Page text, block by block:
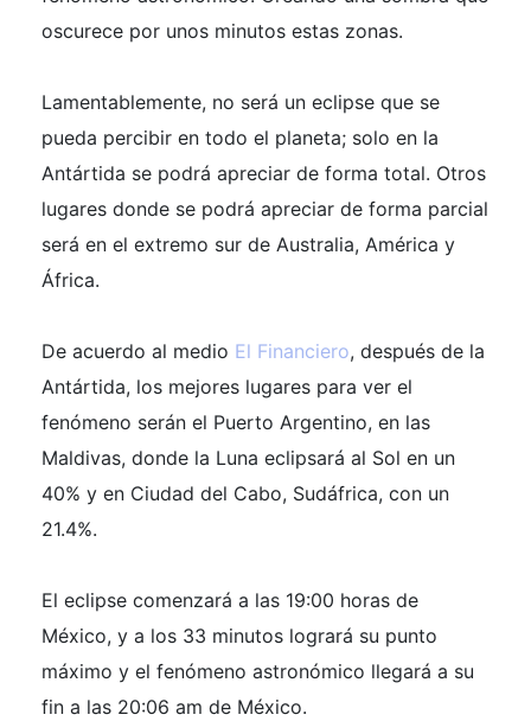
oscurece por unos minutos estas zonas.
Lamentablemente, no será un eclipse que se
pueda percibir en todo el planeta; solo en la
Antártida se podrá apreciar de forma total. Otros
lugares donde se podrá apreciar de forma parcial
será en el extremo sur de Australia, América y
África.
De acuerdo al medio El Financiero, después de la
Antártida, los mejores lugares para ver el
fenómeno serán el Puerto Argentino, en las
Maldivas, donde la Luna eclipsará al Sol en un
40% y en Ciudad del Cabo, Sudáfrica, con un
21.4%.
El eclipse comenzará a las 19:00 horas de
México, y a los 33 minutos logrará su punto
máximo y el fenómeno astronómico llegará a su
fin a las 20:06 am de México.